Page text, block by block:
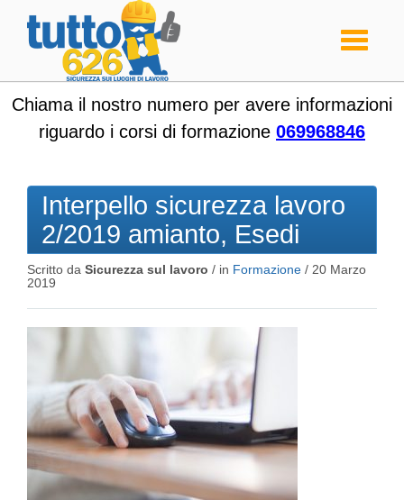
Toggle
Chiama il nostro numero per avere informazioni
riguardo i corsi di formazione 069968846
Interpello sicurezza lavoro
2/2019 amianto, Esedi
Scritto da Sicurezza sul lavoro / in Formazione / 20 Marzo
2019